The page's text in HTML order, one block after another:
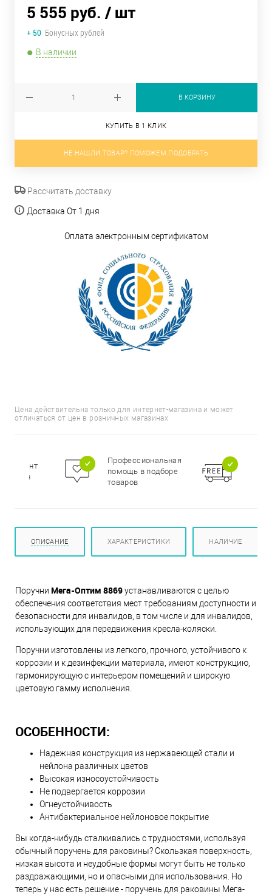
5 555 руб. / шт
+ 50 Бонусных рублей
В наличии
В КОРЗИНУ
КУПИТЬ В 1 КЛИК
НЕ НАШЛИ ТОВАР? ПОМОЖЕМ ПОДОБРАТЬ
Рассчитать доставку
Доставка От 1 дня
Оплата электронным сертификатом
Цена действительна только для интернет-магазина и может
отличаться от цен в розничных магазинах
Профессиональная
помощь в подборе
товаров
ОПИСАНИЕ ХАРАКТЕРИСТИКИ НАЛИЧИЕ
Поручни Мега-Оптим 8869устанавливаются с целью
обеспечения соответствия мест требованиям доступности и
безопасности для инвалидов, в том числе и для инвалидов,
использующих для передвижения кресла-коляски.
Поручни изготовлены из легкого, прочного, устойчивого к
коррозии и к дезинфекции материала, имеют конструкцию,
гармонирующую с интерьером помещений и широкую
цветовую гамму исполнения.
ОСОБЕННОСТИ:
Надежная конструкция из нержавеющей стали и
нейлона различных цветов
Высокая износоустойчивость
Не подвергается коррозии
Огнеустойчивость
Антибактериальное нейлоновое покрытие
Вы когда-нибудь сталкивались с трудностями, используя
обычный поручень для раковины? Скользкая поверхность,
низкая высота и неудобные формы могут быть не только
раздражающими, но и опасными для использования. Но
теперь у нас есть решение - поручень для раковины Мега-